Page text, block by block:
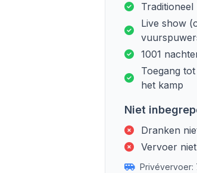
Live show
1001
Toegang
het kamp
Niet
Dranken
Vervoer
Privévervoer: